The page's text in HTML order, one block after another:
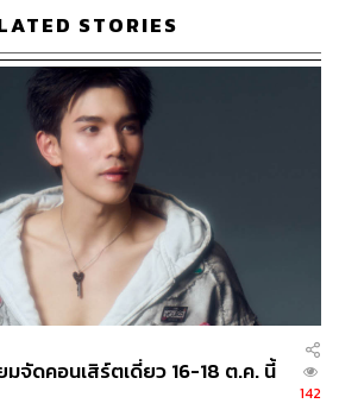
STORIES
จัดคอนเสิร์ตเดี่ยว 16-18 ต.ค. นี้
142